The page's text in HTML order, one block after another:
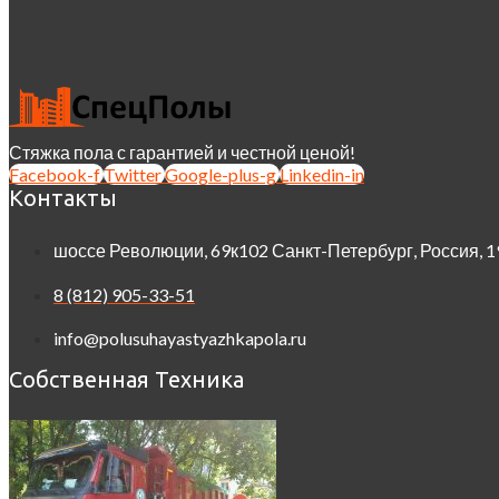
Стяжка пола с гарантией и честной ценой!
Facebook-fTwitterGoogle-plus-gLinkedin-in
Контакты
шоссе Революции, 69к102 Санкт-Петербург, Россия,
8 (812) 905-33-51
info@polusuhayastyazhkapola.ru
Собственная Техника